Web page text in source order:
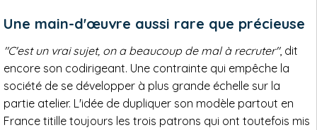
Une main-d'œuvre aussi rare que précieuse
"C'est un vrai sujet, on a beaucoup de mal à recruter", dit
encore son codirigeant. Une contrainte qui empêche la
société de se développer à plus grande échelle sur la
partie atelier. L'idée de dupliquer son modèle partout en
France titille toujours les trois patrons qui ont toutefois mis